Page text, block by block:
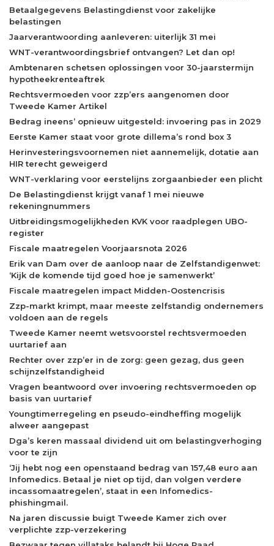
Betaalgegevens Belastingdienst voor zakelijke
belastingen
Jaarverantwoording aanleveren: uiterlijk 31 mei
WNT-verantwoordingsbrief ontvangen? Let dan op!
Ambtenaren schetsen oplossingen voor 30-jaarstermijn
hypotheekrenteaftrek
Rechtsvermoeden voor zzp’ers aangenomen door
Tweede Kamer Artikel
Bedrag ineens’ opnieuw uitgesteld: invoering pas in 2029
Eerste Kamer staat voor grote dillema’s rond box 3
Herinvesteringsvoornemen niet aannemelijk, dotatie aan
HIR terecht geweigerd
WNT-verklaring voor eerstelijns zorgaanbieder een plicht
De Belastingdienst krijgt vanaf 1 mei nieuwe
rekeningnummers
Uitbreidingsmogelijkheden KVK voor raadplegen UBO-
register
Fiscale maatregelen Voorjaarsnota 2026
Erik van Dam over de aanloop naar de Zelfstandigenwet:
‘Kijk de komende tijd goed hoe je samenwerkt’
Fiscale maatregelen impact Midden-Oostencrisis
Zzp-markt krimpt, maar meeste zelfstandig ondernemers
voldoen aan de regels
Tweede Kamer neemt wetsvoorstel rechtsvermoeden
uurtarief aan
Rechter over zzp’er in de zorg: geen gezag, dus geen
schijnzelfstandigheid
Vragen beantwoord over invoering rechtsvermoeden op
basis van uurtarief
Youngtimerregeling en pseudo-eindheffing mogelijk
alweer aangepast
Dga’s keren massaal dividend uit om belastingverhoging
voor te zijn
‘Jij hebt nog een openstaand bedrag van 157,48 euro aan
Infomedics. Betaal je niet op tijd, dan volgen verdere
incassomaatregelen’, staat in een Infomedics-
phishingmail.
Na jaren discussie buigt Tweede Kamer zich over
verplichte zzp-verzekering